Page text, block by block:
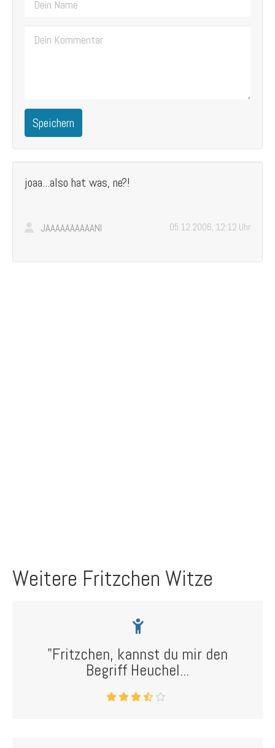
Speichern
joaa...also hat was, ne?!
JAAAAAAAAAANI 05.12.2006, 12:12 Uhr
Weitere Fritzchen Witze
"Fritzchen, kannst du mir den
Begriff Heuchel...